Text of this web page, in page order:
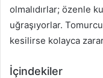
olmalıdırlar; özenle
uğraşıyorlar.
kesilirse kolayca
İçindekiler